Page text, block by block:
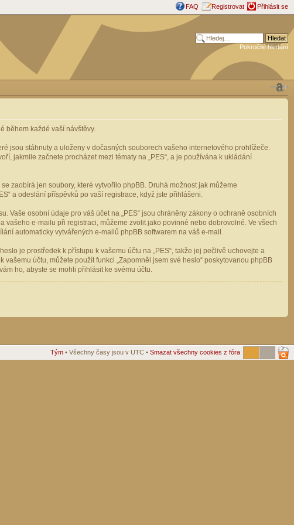
FAQ Registrovat Přihlásit se
Pokročilé hledání
během každé vaší návštěvy.
jsou stáhnuty a uloženy v dočasných souborech vašeho internetového prohlížeče.
jakmile začnete procházet mezi tématy na „PES“, a je používána k ukládání
zaobírá jen soubory, které vytvořilo phpBB. Druhá možnost jak můžeme
a odeslání příspěvků po vaší registrace, když jste přihlášeni.
osobní údaje pro váš účet na „PES“ jsou chráněny zákony o ochraně osobních
e-mailu při registraci, můžeme zvolit jako povinné nebo dobrovolné. Ve všech
automaticky vytvářených e-mailů phpBB softwarem na váš e-mail.
je prostředek k přístupu k vašemu účtu na „PES“, takže jej pečlivě uchovejte a
účtu, můžete použít funkci „Zapomněl jsem své heslo“ poskytovanou phpBB
ho, abyste se mohli přihlásit ke svému účtu.
Tým • Všechny časy jsou v UTC • Smazat všechny cookies z fóra